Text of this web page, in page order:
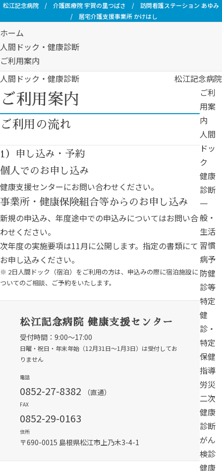
松江記念病院 / 介護医療院 宇賀の里つばさ / 訪問看護ステーション あゆみ
/ 居宅介護支援事業所 かけはし
ホーム
人間ドック・健康診断
ご利用案内
人間ドック・健康診断
松江記念病院
ご利用案内
ご利用の流れ
1）申し込み・予約
個人でのお申し込み
健康支援センターにお問い合わせください。
事業所・健康保険組合等からのお申し込み
新規の申込み、年度途中での申込みについてはお問い合
わせください。
次年度の実施要項は11月に公開します。指定の書類にて
お申し込みください。
※ 2日人間ドック（宿泊）をご利用の方は、申込みの際に宿泊施設に
ついてのご相談、ご予約をいたします。
松江記念病院 健康支援センター
受付時間：9:00～17:00
日曜・祝日・年末年始（12月31日〜1月3日）は受付してお
りません
電話
0852-27-8382 （直通）
FAX
0852-29-0163
住所
〒690-0015 島根県松江市上乃木3-4-1
ご利
用案
内
人間
ドッ
ク
健康
診断
一
般・
生活
習慣
病予
防健
診等
特定
健
診・
特定
保健
指導
労災
二次
健康
診断
がん
検診
健康